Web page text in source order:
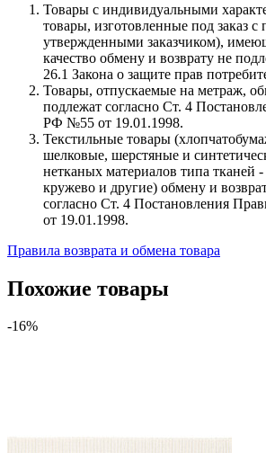
Товары с индивидуальными
товары, изготовленные под заказ с
утвержденными заказчиком),
качество обмену и возврату не
26.1 Закона о защите прав
Товары, отпускаемые на метраж,
подлежат согласно Ст. 4
РФ №55 от 19.01.1998.
Текстильные товары
шелковые, шерстяные и
нетканых материалов типа тканей
кружево и другие) обмену и
согласно Ст. 4 Постановления
от 19.01.1998.
Правила возврата и обмена товара
Похожие товары
-16%